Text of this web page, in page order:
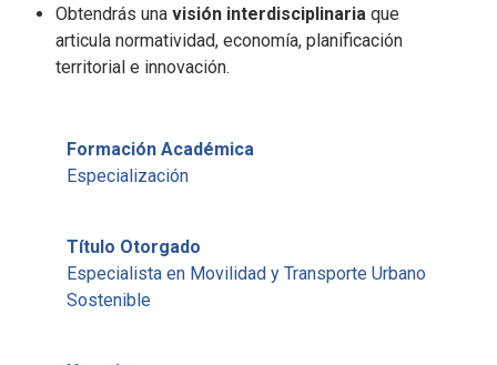
Obtendrás una visión interdisciplinaria que
articula normatividad, economía, planificación
territorial e innovación.
Formación Académica
Especialización
Título Otorgado
Especialista en Movilidad y Transporte Urbano
Sostenible